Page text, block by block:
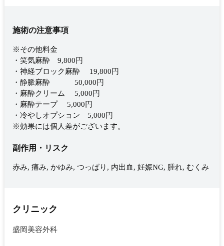
施術の注意事項
※その他料金
・笑気麻酔 9,800円
・神経ブロック麻酔 19,800円
・静脈麻酔 50,000円
・麻酔クリーム 5,000円
・麻酔テープ 5,000円
・冷やしオプション 5,000円
※効果には個人差がございます。
副作用・リスク
赤み, 痛み, かゆみ, つっぱり, 内出血, 妊娠NG, 腫れ, むくみ
クリニック
盛岡美容外科